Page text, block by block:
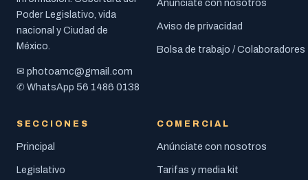
Poder Legislativo, vida
nacional y Ciudad de
México.
✉ photoamc@gmail.com
✆ WhatsApp 56 1486 0138
Anúnciate con nosotros
Aviso de privacidad
Bolsa de trabajo / Colaboradores
SECCIONES
Principal
Legislativo
COMERCIAL
Anúnciate con nosotros
Tarifas y media kit